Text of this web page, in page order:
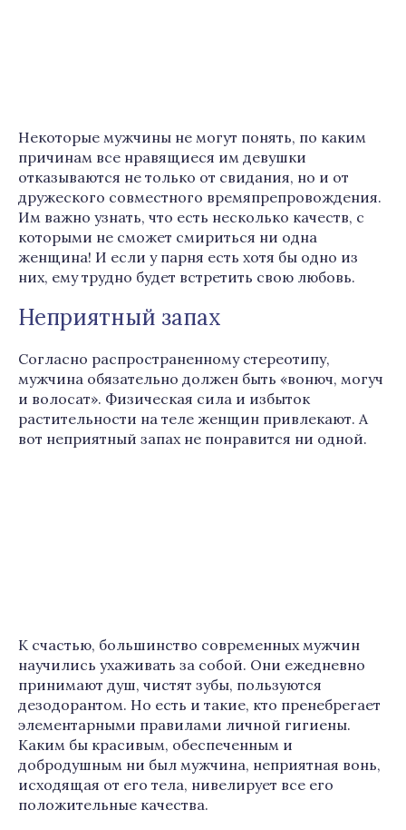
Некоторые мужчины не могут понять, по каким
причинам все нравящиеся им девушки
отказываются не только от свидания, но и от
дружеского совместного времяпрепровождения.
Им важно узнать, что есть несколько качеств, с
которыми не сможет смириться ни одна
женщина! И если у парня есть хотя бы одно из
них, ему трудно будет встретить свою любовь.
Неприятный запах
Согласно распространенному стереотипу,
мужчина обязательно должен быть «вонюч, могуч
и волосат». Физическая сила и избыток
растительности на теле женщин привлекают. А
вот неприятный запах не понравится ни одной.
К счастью, большинство современных мужчин
научились ухаживать за собой. Они ежедневно
принимают душ, чистят зубы, пользуются
дезодорантом. Но есть и такие, кто пренебрегает
элементарными правилами личной гигиены.
Каким бы красивым, обеспеченным и
добродушным ни был мужчина, неприятная вонь,
исходящая от его тела, нивелирует все его
положительные качества.